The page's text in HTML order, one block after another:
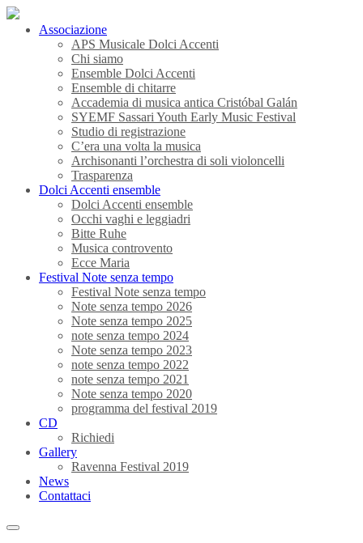
Associazione
APS Musicale Dolci Accenti
Chi siamo
Ensemble Dolci Accenti
Ensemble di chitarre
Accademia di musica antica Cristóbal Galán
SYEMF Sassari Youth Early Music Festival
Studio di registrazione
C’era una volta la musica
Archisonanti l’orchestra di soli violoncelli
Trasparenza
Dolci Accenti ensemble
Dolci Accenti ensemble
Occhi vaghi e leggiadri
Bitte Ruhe
Musica controvento
Ecce Maria
Festival Note senza tempo
Festival Note senza tempo
Note senza tempo 2026
Note senza tempo 2025
note senza tempo 2024
Note senza tempo 2023
note senza tempo 2022
note senza tempo 2021
Note senza tempo 2020
programma del festival 2019
CD
Richiedi
Gallery
Ravenna Festival 2019
News
Contattaci